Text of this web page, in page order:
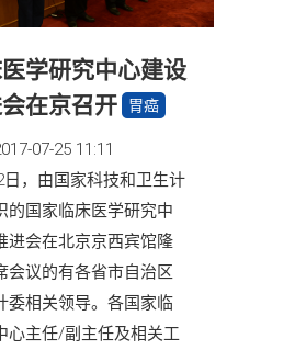
学研究中心建设
在京召开
胃癌
07-25 11:11
日，由国家科技和卫生计
的国家临床医学研究中
进会在北京京西宾馆隆
会议的有各省市自治区
委相关领导。各国家临
心主任/副主任及相关工